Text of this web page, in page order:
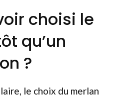
choisi le
qu’un
?
le choix du merlan